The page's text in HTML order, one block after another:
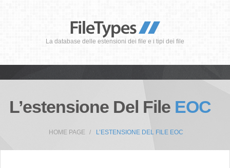
La database delle estensioni dei file e i tipi dei file
L’estensione Del File EOC
HOME PAGE L’ESTENSIONE DEL FILE EOC